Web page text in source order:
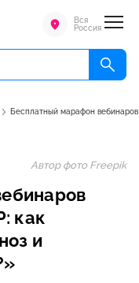
Вся
Россия
Бесплатный марафон
Автор фото Freepik
как
и